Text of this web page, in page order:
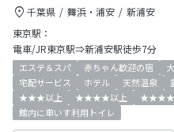
千葉県 舞浜・浦安
新浦安
東京駅：
電車/JR東京駅⇒新浦安駅徒歩7分
エステ＆スパ 赤ちゃん歓迎の宿
宅配サービス
ホテル 天然温泉
★★★以上
★★★★以上
館内に車いす利用トイレ